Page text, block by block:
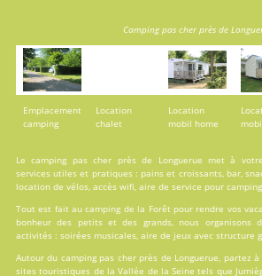
Camping pas cher près de
Emplacement
camping
Location
chalet
Location
mobil home
Le camping pas cher près de Longuerue met à
services utiles et pratiques : pains et croissants, bar,
location de vélos, accès wifi, aire de service pour
Tout est fait aucamping de la Forêtpour rendre vos
bonheur des petits et des grands, nous organisons
activités : soirées musicales, aire de jeux avec structure
Autour du camping pas cher près de Longuerue, partez
sites touristiques de la Vallée de la Seine tels que